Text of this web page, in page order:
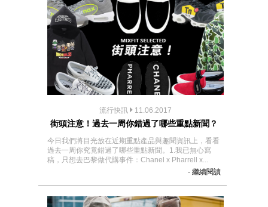
流行快訊 11.06.2017
街頭注意！過去一周你錯過了哪些重點新聞？
今日我們將目光放在近期重點產品與趣聞資訊上，看看
過去一周你究竟錯過了哪些重點新聞。1.我已無心寫
稿，只想去巴黎做代購事件：Chanel x Pharrell x...
- 繼續閱讀